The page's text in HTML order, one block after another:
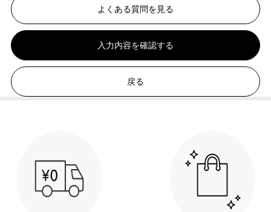
よくある質問を見る
入力内容を確認する
戻る